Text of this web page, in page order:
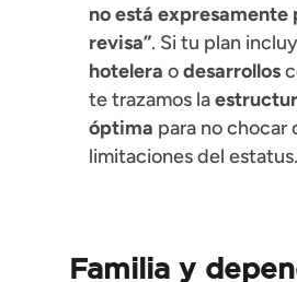
no está expresamente
revisa”. Si tu plan
hotelera odesarrollos
te trazamos la
óptima para no chocar
limitaciones del estatus.
Familia y